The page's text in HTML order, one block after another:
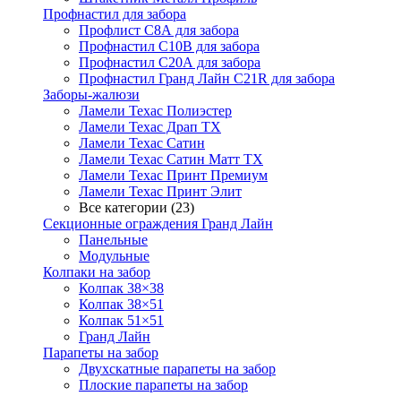
Профнастил для забора
Профлист С8А для забора
Профнастил С10В для забора
Профнастил С20А для забора
Профнастил Гранд Лайн С21R для забора
Заборы-жалюзи
Ламели Техас Полиэстер
Ламели Техас Драп ТХ
Ламели Техас Сатин
Ламели Техас Сатин Матт ТХ
Ламели Техас Принт Премиум
Ламели Техас Принт Элит
Все категории (23)
Секционные ограждения Гранд Лайн
Панельные
Модульные
Колпаки на забор
Колпак 38×38
Колпак 38×51
Колпак 51×51
Гранд Лайн
Парапеты на забор
Двухскатные парапеты на забор
Плоские парапеты на забор